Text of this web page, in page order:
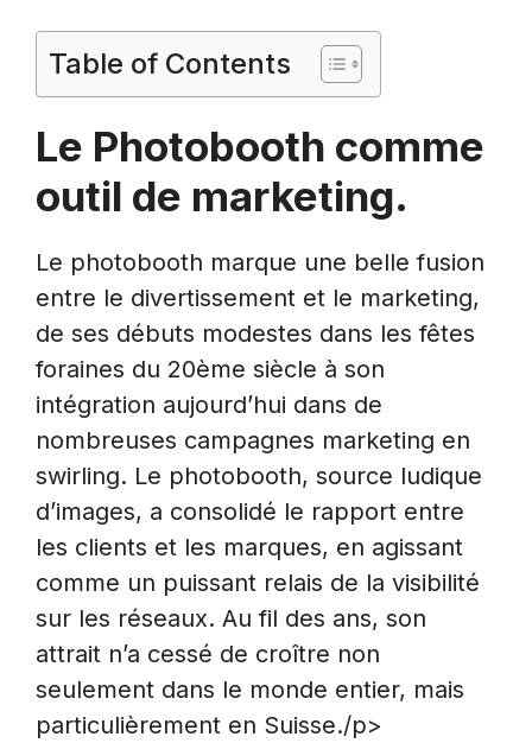
Table of Contents
Le Photobooth comme
outil de marketing.
Le photobooth marque une belle fusion
entre le divertissement et le marketing,
de ses débuts modestes dans les fêtes
foraines du 20ème siècle à son
intégration aujourd’hui dans de
nombreuses campagnes marketing en
swirling. Le photobooth, source ludique
d’images, a consolidé le rapport entre
les clients et les marques, en agissant
comme un puissant relais de la visibilité
sur les réseaux. Au fil des ans, son
attrait n’a cessé de croître non
seulement dans le monde entier, mais
particulièrement en Suisse./p>